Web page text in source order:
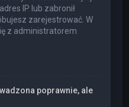
IP lub zabronił
zarejestrować. W
z administratorem
poprawnie, ale